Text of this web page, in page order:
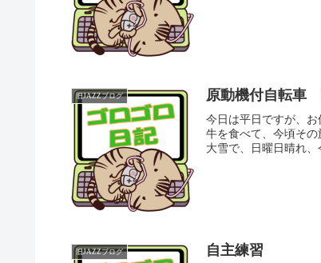
旧JAZZブログ 原動機付自転車
今日は平日ですが、
牛を食べて、今頃そ
大雪で、日曜日晴れ
旧JAZZブログ 自主練習